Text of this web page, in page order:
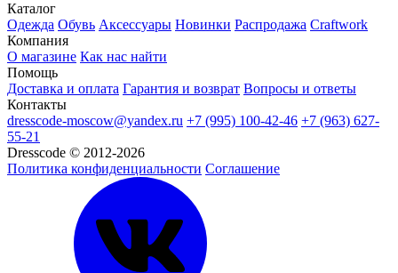
Каталог
Одежда Обувь Аксессуары Новинки Распродажа Craftwork
Компания
О магазине Как нас найти
Помощь
Доставка и оплата Гарантия и возврат Вопросы и ответы
Контакты
dresscode-moscow@yandex.ru +7 (995) 100-42-46 +7 (963) 627-
55-21
Dresscode © 2012-2026
Политика конфиденциальности Соглашение